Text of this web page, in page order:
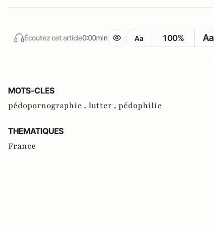
Écoutez cet article0:00min Aa 100% Aa
MOTS-CLES
pédopornographie , lutter , pédophilie
THEMATIQUES
France